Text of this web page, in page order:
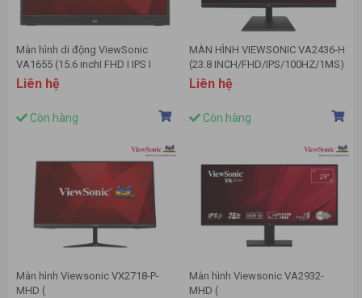
Màn hình di động ViewSonic
VA1655 (15.6 inchI FHD I IPS I
60Hz I USB Type-C)
Liên hệ
Còn hàng
MÀN HÌNH VIEWSONIC VA2436-H
(23.8 INCH/FHD/IPS/100HZ/1MS)
Liên hệ
Còn hàng
Màn hình Viewsonic VX2718-P-
MHD (
Màn hình Viewsonic VA2932-
MHD (